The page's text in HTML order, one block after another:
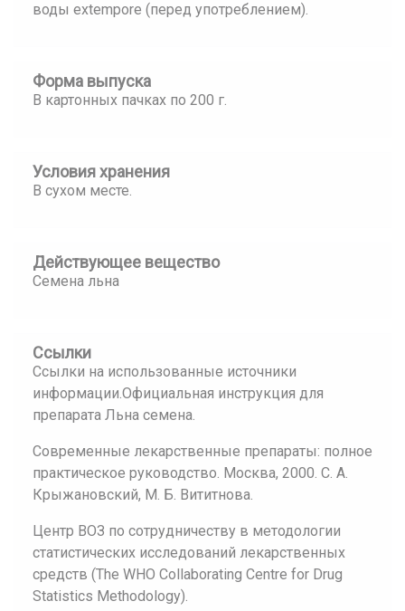
воды extempore (перед употреблением).
Форма выпуска
В картонных пачках по 200 г.
Условия хранения
В сухом месте.
Действующее вещество
Семена льна
Ссылки
Ссылки на использованные источники
информации.Официальная инструкция для
препарата Льна семена.
Современные лекарственные препараты: полное
практическое руководство. Москва, 2000. С. А.
Крыжановский, М. Б. Вититнова.
Центр ВОЗ по сотрудничеству в методологии
статистических исследований лекарственных
средств (The WHO Collaborating Centre for Drug
Statistics Methodology).